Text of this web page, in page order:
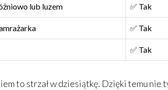
lub luzem ✅ Tak
✅ Tak
✅ Tak
to strzał w dziesiątkę. Dzięki temu nie